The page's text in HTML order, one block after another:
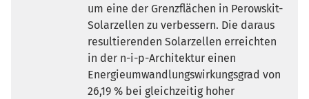
um eine der Grenzflächen in Perowskit-
Solarzellen zu verbessern. Die daraus
resultierenden Solarzellen erreichten
in der n-i-p-Architektur einen
Energieumwandlungswirkungsgrad von
26,19 % bei gleichzeitig hoher